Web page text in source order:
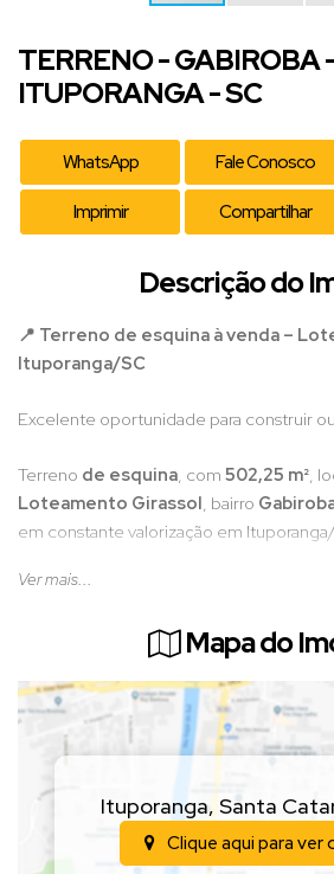
TERRENO - GABIROBA
ITUPORANGA - SC
WhatsApp Fale Conosco
Imprimir Compartilhar
Descrição do
📍 Terreno de esquina à venda –
Ituporanga/SC
Excelente oportunidade para construir
Terreno de esquina, com 502,25 m²,
Loteamento Girassol, bairro
em constante valorização em
•Dimensões:
aproveitando a esquina
Ótima opção para quem busca espaço,
potencial de valorização.
(Valor sujeito a alteração sem aviso
Ver mais...
Mapa do
Ituporanga,Santa
Clique aqui para ver